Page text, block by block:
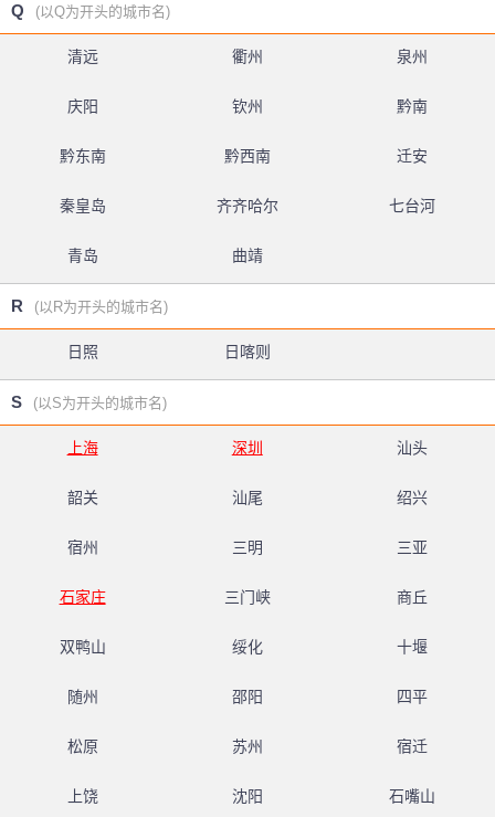
Q (以Q为开头的城市名)
清远 衢州 泉州
庆阳 钦州 黔南
黔东南 黔西南 迁安
秦皇岛 齐齐哈尔 七台河
青岛 曲靖
R (以R为开头的城市名)
日照 日喀则
S (以S为开头的城市名)
上海 深圳 汕头
韶关 汕尾 绍兴
宿州 三明 三亚
石家庄 三门峡 商丘
双鸭山 绥化 十堰
随州 邵阳 四平
松原 苏州 宿迁
上饶 沈阳 石嘴山